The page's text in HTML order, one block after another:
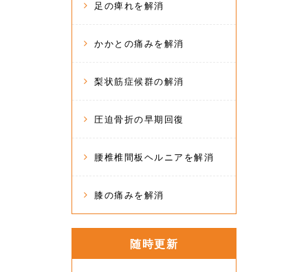
足の痺れを解消
かかとの痛みを解消
梨状筋症候群の解消
圧迫骨折の早期回復
腰椎椎間板ヘルニアを解消
膝の痛みを解消
随時更新